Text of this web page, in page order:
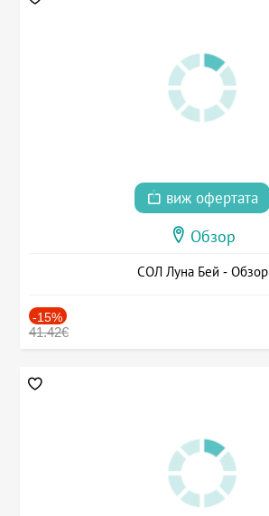
виж офертата
Обзор
СОЛ Луна Бей - Обзор
-15%
41.42€